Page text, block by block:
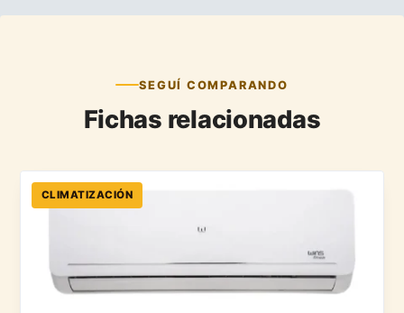
SEGUÍ COMPARANDO
Fichas relacionadas
CLIMATIZACIÓN